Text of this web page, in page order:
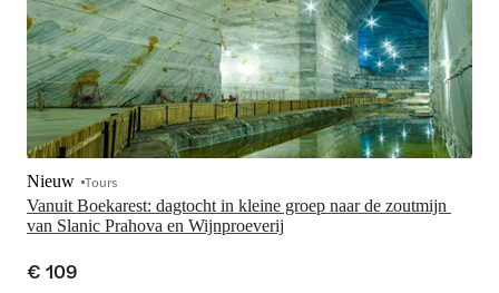
Vanuit Boekarest: dagtocht in kleine groep naar de zoutmijn
van Slanic Prahova en Wijnproeverij
Nieuw Tours
€ 109